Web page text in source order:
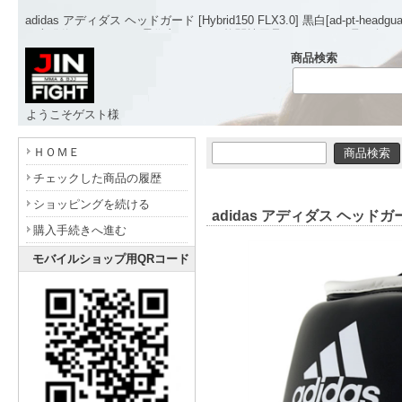
adidas アディダス ヘッドガード [Hybrid150 FLX3.0] 黒白[ad-pt-
- www.jinfight.com -
商品検索
ようこそゲスト様
adidas アディダス ヘッド
ＨＯＭＥ
チェックした商品の履歴
ショッピングを続ける
購入手続きへ進む
モバイルショップ用QRコード